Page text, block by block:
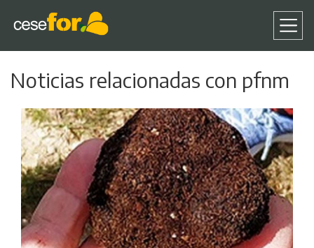
al
principal
Noticias relacionadas con pfnm